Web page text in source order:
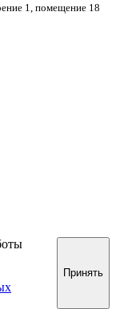
1, помещение 18
Принять